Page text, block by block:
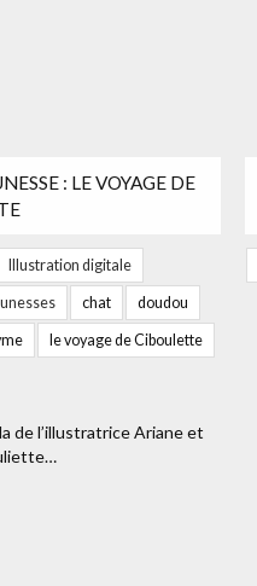
: LE VOYAGE DE
Illustration digitale
chat doudou
le voyage de Ciboulette